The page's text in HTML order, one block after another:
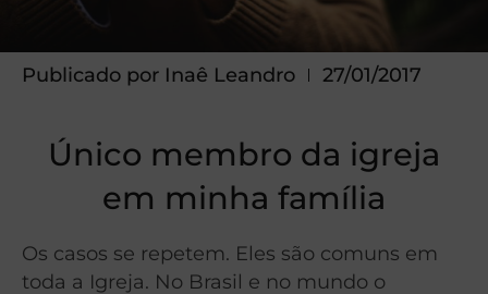
Publicado por Inaê Leandro 27/01/2017
Único membro da igreja
em minha família
Os casos se repetem. Eles são comuns em
toda a Igreja. No Brasil e no mundo o